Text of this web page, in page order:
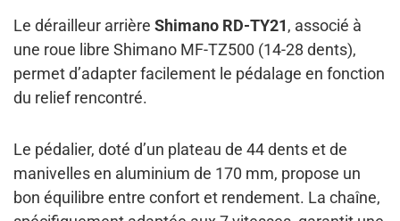
Le dérailleur arrière Shimano RD-TY21, associé à
une roue libre Shimano MF-TZ500 (14-28 dents),
permet d’adapter facilement le pédalage en fonction
du relief rencontré.
Le pédalier, doté d’un plateau de 44 dents et de
manivelles en aluminium de 170 mm, propose un
bon équilibre entre confort et rendement. La chaîne,